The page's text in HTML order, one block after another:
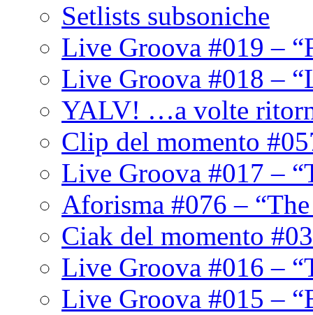
Setlists subsoniche
Live Groova #019 –
Live Groova #018 –
YALV! …a volte
Clip del momento
Live Groova #017 –
Aforisma #076 –
Ciak del momento
Live Groova #016 –
Live Groova #015 –